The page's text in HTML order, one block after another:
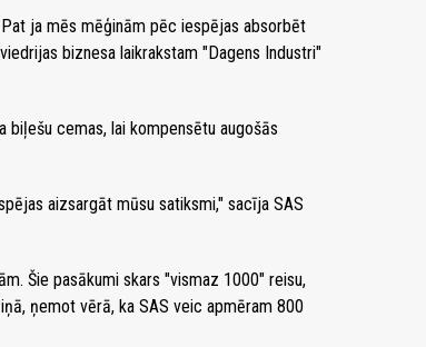
ja mēs mēģinām pēc iespējas absorbēt
biznesa laikrakstam "Dagens Industri"
biļešu cemas, lai kompensētu augošās
aizsargāt mūsu satiksmi," sacīja SAS
Šie pasākumi skars "vismaz 1000" reisu,
ņemot vērā, ka SAS veic apmēram 800